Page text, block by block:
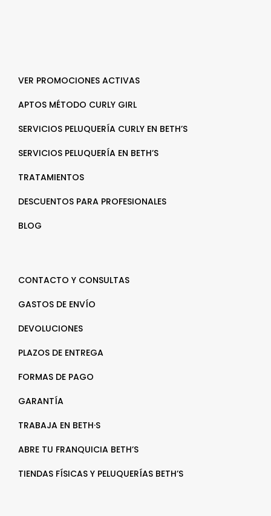
VER PROMOCIONES ACTIVAS
APTOS MÉTODO CURLY GIRL
SERVICIOS PELUQUERÍA CURLY EN BETH’S
SERVICIOS PELUQUERÍA EN BETH’S
TRATAMIENTOS
DESCUENTOS PARA PROFESIONALES
BLOG
CONTACTO Y CONSULTAS
GASTOS DE ENVÍO
DEVOLUCIONES
PLAZOS DE ENTREGA
FORMAS DE PAGO
GARANTÍA
TRABAJA EN BETH·S
ABRE TU FRANQUICIA BETH’S
TIENDAS FÍSICAS Y PELUQUERÍAS BETH’S